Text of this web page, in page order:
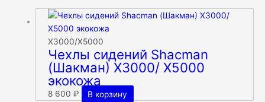
X3000/Х5000
Чехлы сидений Shacman
(Шакман) X3000/ X5000
экокожа
8 600₽ В корзину